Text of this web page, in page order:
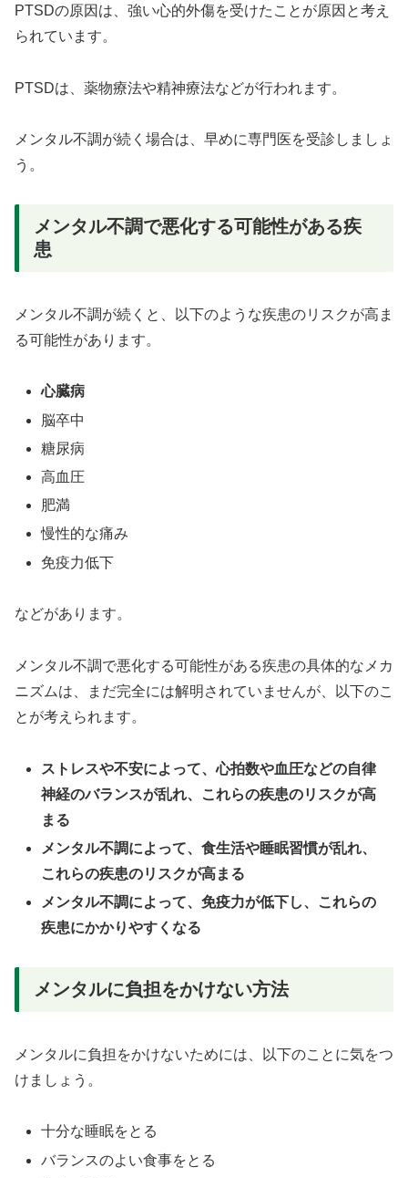
PTSDの原因は、強い心的外傷を受けたことが原因と考え
られています。
PTSDは、薬物療法や精神療法などが行われます。
メンタル不調が続く場合は、早めに専門医を受診しましょ
う。
メンタル不調で悪化する可能性がある疾
患
メンタル不調が続くと、以下のような疾患のリスクが高ま
る可能性があります。
心臓病
脳卒中
糖尿病
高血圧
肥満
慢性的な痛み
免疫力低下
などがあります。
メンタル不調で悪化する可能性がある疾患の具体的なメカ
ニズムは、まだ完全には解明されていませんが、以下のこ
とが考えられます。
ストレスや不安によって、心拍数や血圧などの自律
神経のバランスが乱れ、これらの疾患のリスクが高
まる
メンタル不調によって、食生活や睡眠習慣が乱れ、
これらの疾患のリスクが高まる
メンタル不調によって、免疫力が低下し、これらの
疾患にかかりやすくなる
メンタルに負担をかけない方法
メンタルに負担をかけないためには、以下のことに気をつ
けましょう。
十分な睡眠をとる
バランスのよい食事をとる